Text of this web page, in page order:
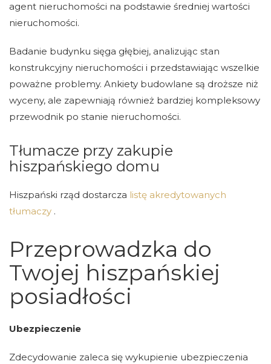
agent nieruchomości na podstawie średniej wartości
nieruchomości.
Badanie budynku sięga głębiej, analizując stan
konstrukcyjny nieruchomości i przedstawiając wszelkie
poważne problemy. Ankiety budowlane są droższe niż
wyceny, ale zapewniają również bardziej kompleksowy
przewodnik po stanie nieruchomości.
Tłumacze przy zakupie
hiszpańskiego domu
Hiszpański rząd dostarcza listę akredytowanych
tłumaczy .
Przeprowadzka do
Twojej hiszpańskiej
posiadłości
Ubezpieczenie
Zdecydowanie zaleca się wykupienie ubezpieczenia